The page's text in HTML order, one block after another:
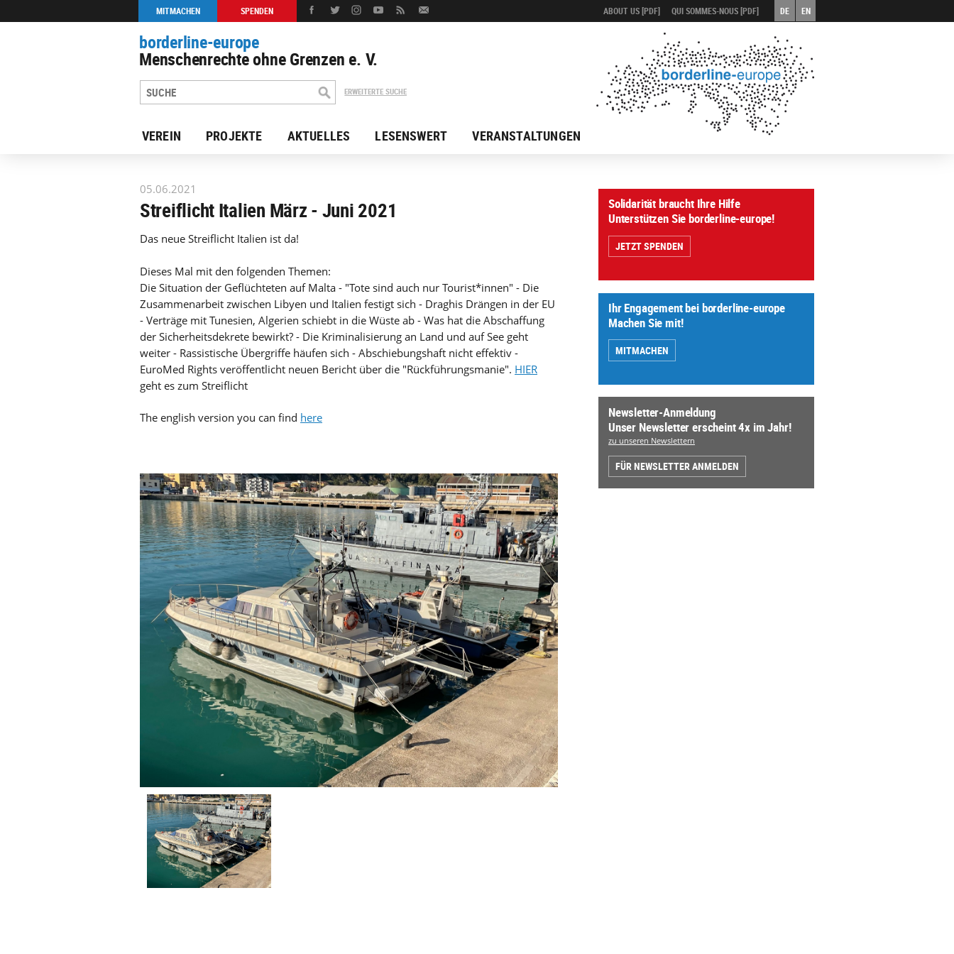
MITMACHEN SPENDEN ABOUT US [PDF] QUI SOMMES-NOUS [PDF] DE EN
borderline-europe
Menschenrechte ohne Grenzen e. V.
ERWEITERTE SUCHE
VEREIN PROJEKTE AKTUELLES LESENSWERT VERANSTALTUNGEN
zur Übersicht: Unsere Arbeit
05.06.2021
Streiflicht Italien März - Juni 2021
Das neue Streiflicht Italien ist da!
Dieses Mal mit den folgenden Themen:
Die Situation der Geflüchteten auf Malta - "Tote sind auch nur Tourist*innen" - Die
Zusammenarbeit zwischen Libyen und Italien festigt sich - Draghis Drängen in der EU
- Verträge mit Tunesien, Algerien schiebt in die Wüste ab - Was hat die Abschaffung
der Sicherheitsdekrete bewirkt? - Die Kriminalisierung an Land und auf See geht
weiter - Rassistische Übergriffe häufen sich - Abschiebungshaft nicht effektiv -
EuroMed Rights veröffentlicht neuen Bericht über die "Rückführungsmanie". HIER
geht es zum Streiflicht
The english version you can find here
Solidarität braucht Ihre Hilfe
Unterstützen Sie borderline-europe!
JETZT SPENDEN
Ihr Engagement bei borderline-europe
Machen Sie mit!
MITMACHEN
Newsletter-Anmeldung
Unser Newsletter erscheint 4x im Jahr!
zu unseren Newslettern
FÜR NEWSLETTER ANMELDEN